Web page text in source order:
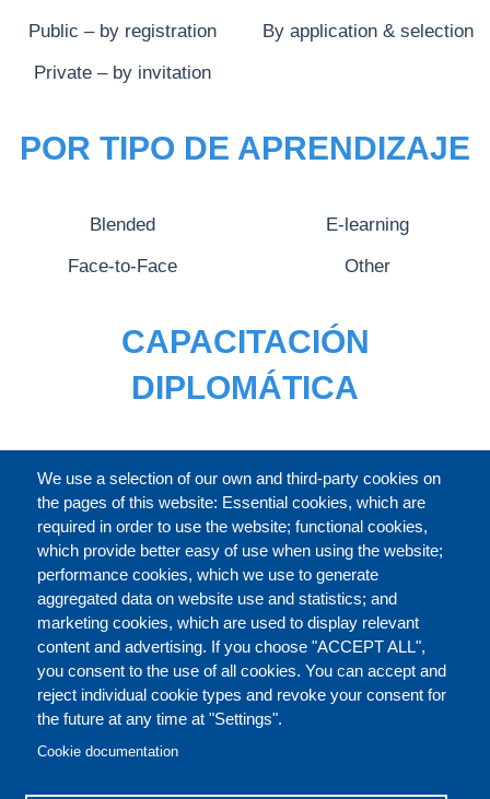
We use a selection of our own and third-party cookies on
the pages of this website: Essential cookies, which are
required in order to use the website; functional cookies,
which provide better easy of use when using the website;
performance cookies, which we use to generate
aggregated data on website use and statistics; and
marketing cookies, which are used to display relevant
content and advertising. If you choose "ACCEPT ALL",
you consent to the use of all cookies. You can accept and
reject individual cookie types and revoke your consent for
the future at any time at "Settings".
Cookie documentation
Public – by registration By application & selection
Private – by invitation
POR TIPO DE APRENDIZAJE
Blended E-learning
Face-to-Face Other
CAPACITACIÓN
DIPLOMÁTICA
CATÁLOGO
ACERCA DE
Our Courses and Events
Public Courses and
Events
Private Courses and
Events
Core Diplomatic Training
FOOTER
CONTACT US LEGAL